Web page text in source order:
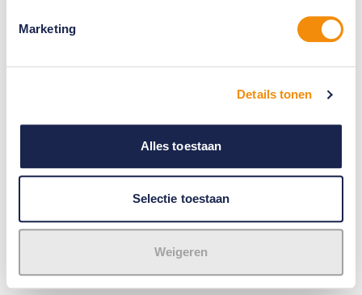
Marketing
Details tonen
Alles toestaan
Selectie toestaan
Weigeren